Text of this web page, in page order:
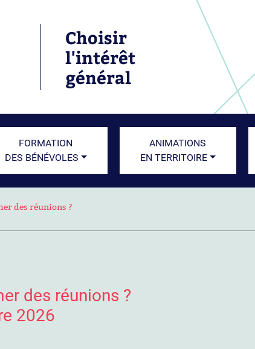
Choisir
l'intérêt
général
FORMATION
DES BÉNÉVOLES
ANIMATIONS
EN TERRITOIRE
des réunions ?
des réunions ?
2026